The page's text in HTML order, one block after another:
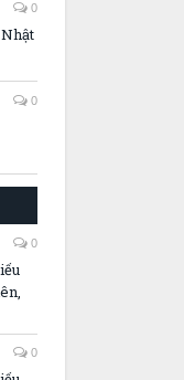
0
0
0
0